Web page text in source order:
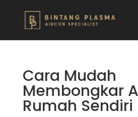
Cara Mudah
Membongkar
Rumah Sendiri